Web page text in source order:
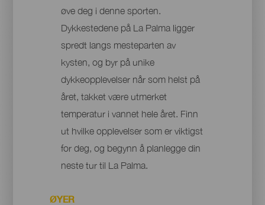
øve deg i denne sporten.
Dykkestedene på La Palma ligger
spredt langs mesteparten av
kysten, og byr på unike
dykkeopplevelser når som helst på
året, takket være utmerket
temperatur i vannet hele året. Finn
ut hvilke opplevelser som er viktigst
for deg, og begynn å planlegge din
neste tur til La Palma.
ØYER